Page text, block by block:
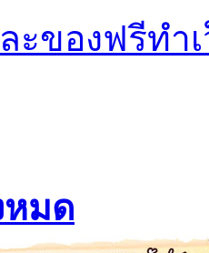
ะของฟรีทำ
หมด